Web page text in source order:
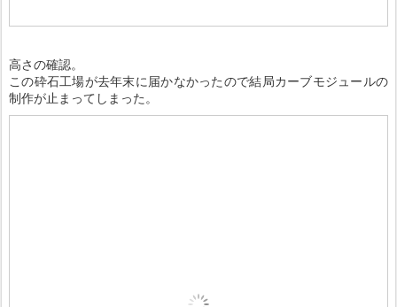
高さの確認。
この砕石工場が去年末に届かなかったので結局カーブモジュールの
制作が止まってしまった。